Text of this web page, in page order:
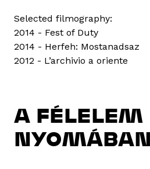
Selected filmography:
2014 - Fest of Duty
2014 - Herfeh: Mostanadsaz
2012 - L’archivio a oriente
A FÉLELEM
NYOMÁBAN